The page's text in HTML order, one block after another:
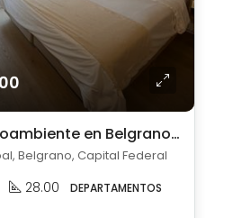
Venta monoambiente en Belgrano amoblado
Belgrano, Capital Federal
28.00 DEPARTAMENTOS